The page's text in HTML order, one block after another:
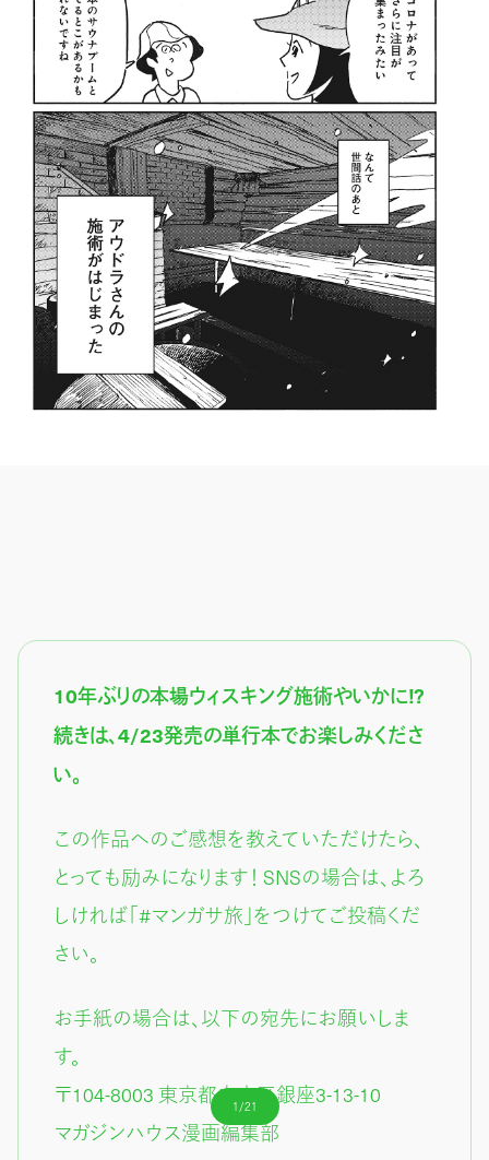
1/21
10年ぶりの本場ウィスキング施術やいかに!?
続きは、4/23発売の単行本でお楽しみくださ
い。
この作品へのご感想を教えていただけたら、
とっても励みになります！ SNSの場合は、よろ
しければ「#マンガサ旅」をつけてご投稿くだ
さい。
お手紙の場合は、以下の宛先にお願いしま
す。
〒104-8003 東京都中央区銀座3-13-10
マガジンハウス漫画編集部